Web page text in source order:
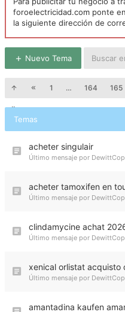
foroelectricidad.com ponte
la siguiente dirección de
Nuevo Tema
1 … 164 165
Temas
acheter singulair
Último mensaje por
acheter tamoxifen en
Último mensaje por
clindamycine achat
Último mensaje por
xenical orlistat acquisto
Último mensaje por
amantadina kaufen